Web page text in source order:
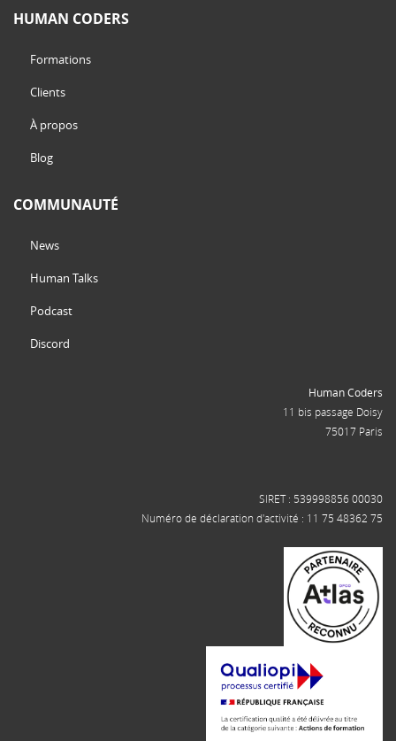
HUMAN CODERS
Formations
Clients
À propos
Blog
COMMUNAUTÉ
News
Human Talks
Podcast
Discord
Human Coders
11 bis passage Doisy
75017 Paris
SIRET : 539998856 00030
Numéro de déclaration d'activité : 11 75 48362 75